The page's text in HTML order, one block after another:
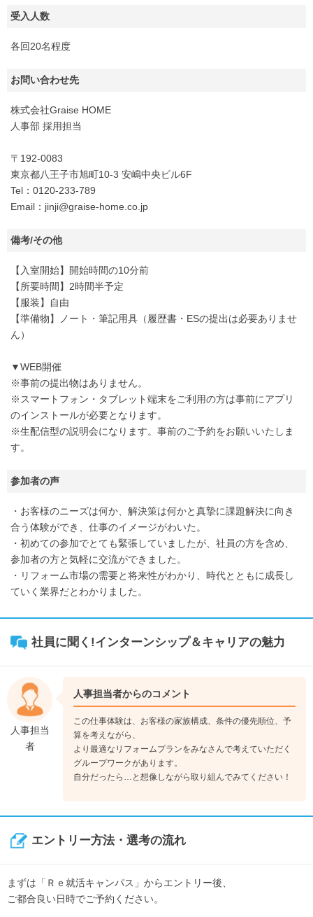
受入人数
各回20名程度
お問い合わせ先
株式会社Graise HOME
人事部 採用担当
〒192-0083
東京都八王子市旭町10-3 安嶋中央ビル6F
Tel：0120-233-789
Email：jinji@graise-home.co.jp
備考/その他
【入室開始】開始時間の10分前
【所要時間】2時間半予定
【服装】自由
【準備物】ノート・筆記用具（履歴書・ESの提出は必要ありませ
ん）
▼WEB開催
※事前の提出物はありません。
※スマートフォン・タブレット端末をご利用の方は事前にアプリ
のインストールが必要となります。
※生配信型の説明会になります。事前のご予約をお願いいたしま
す。
参加者の声
・お客様のニーズは何か、解決策は何かと真摯に課題解決に向き
合う体験ができ、仕事のイメージがわいた。
・初めての参加でとても緊張していましたが、社員の方を含め、
参加者の方と気軽に交流ができました。
・リフォーム市場の需要と将来性がわかり、時代とともに成長し
ていく業界だとわかりました。
社員に聞く!インターンシップ＆キャリアの魅力
人事担当
者
人事担当者からのコメント
この仕事体験は、お客様の家族構成、条件の優先順位、予
算を考えながら、
より最適なリフォームプランをみなさんで考えていただく
グループワークがあります。
自分だったら…と想像しながら取り組んでみてください！
エントリー方法・選考の流れ
まずは「Ｒｅ就活キャンパス」からエントリー後、
ご都合良い日時でご予約ください。